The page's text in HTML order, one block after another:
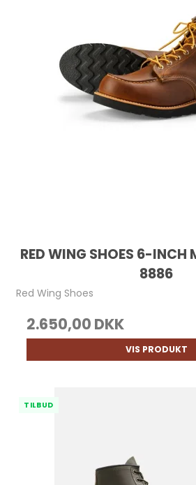
RED WING SHOES 6-INCH
8886
Red Wing Shoes
2.650,00 DKK
VIS PRODUKT
TILBUD